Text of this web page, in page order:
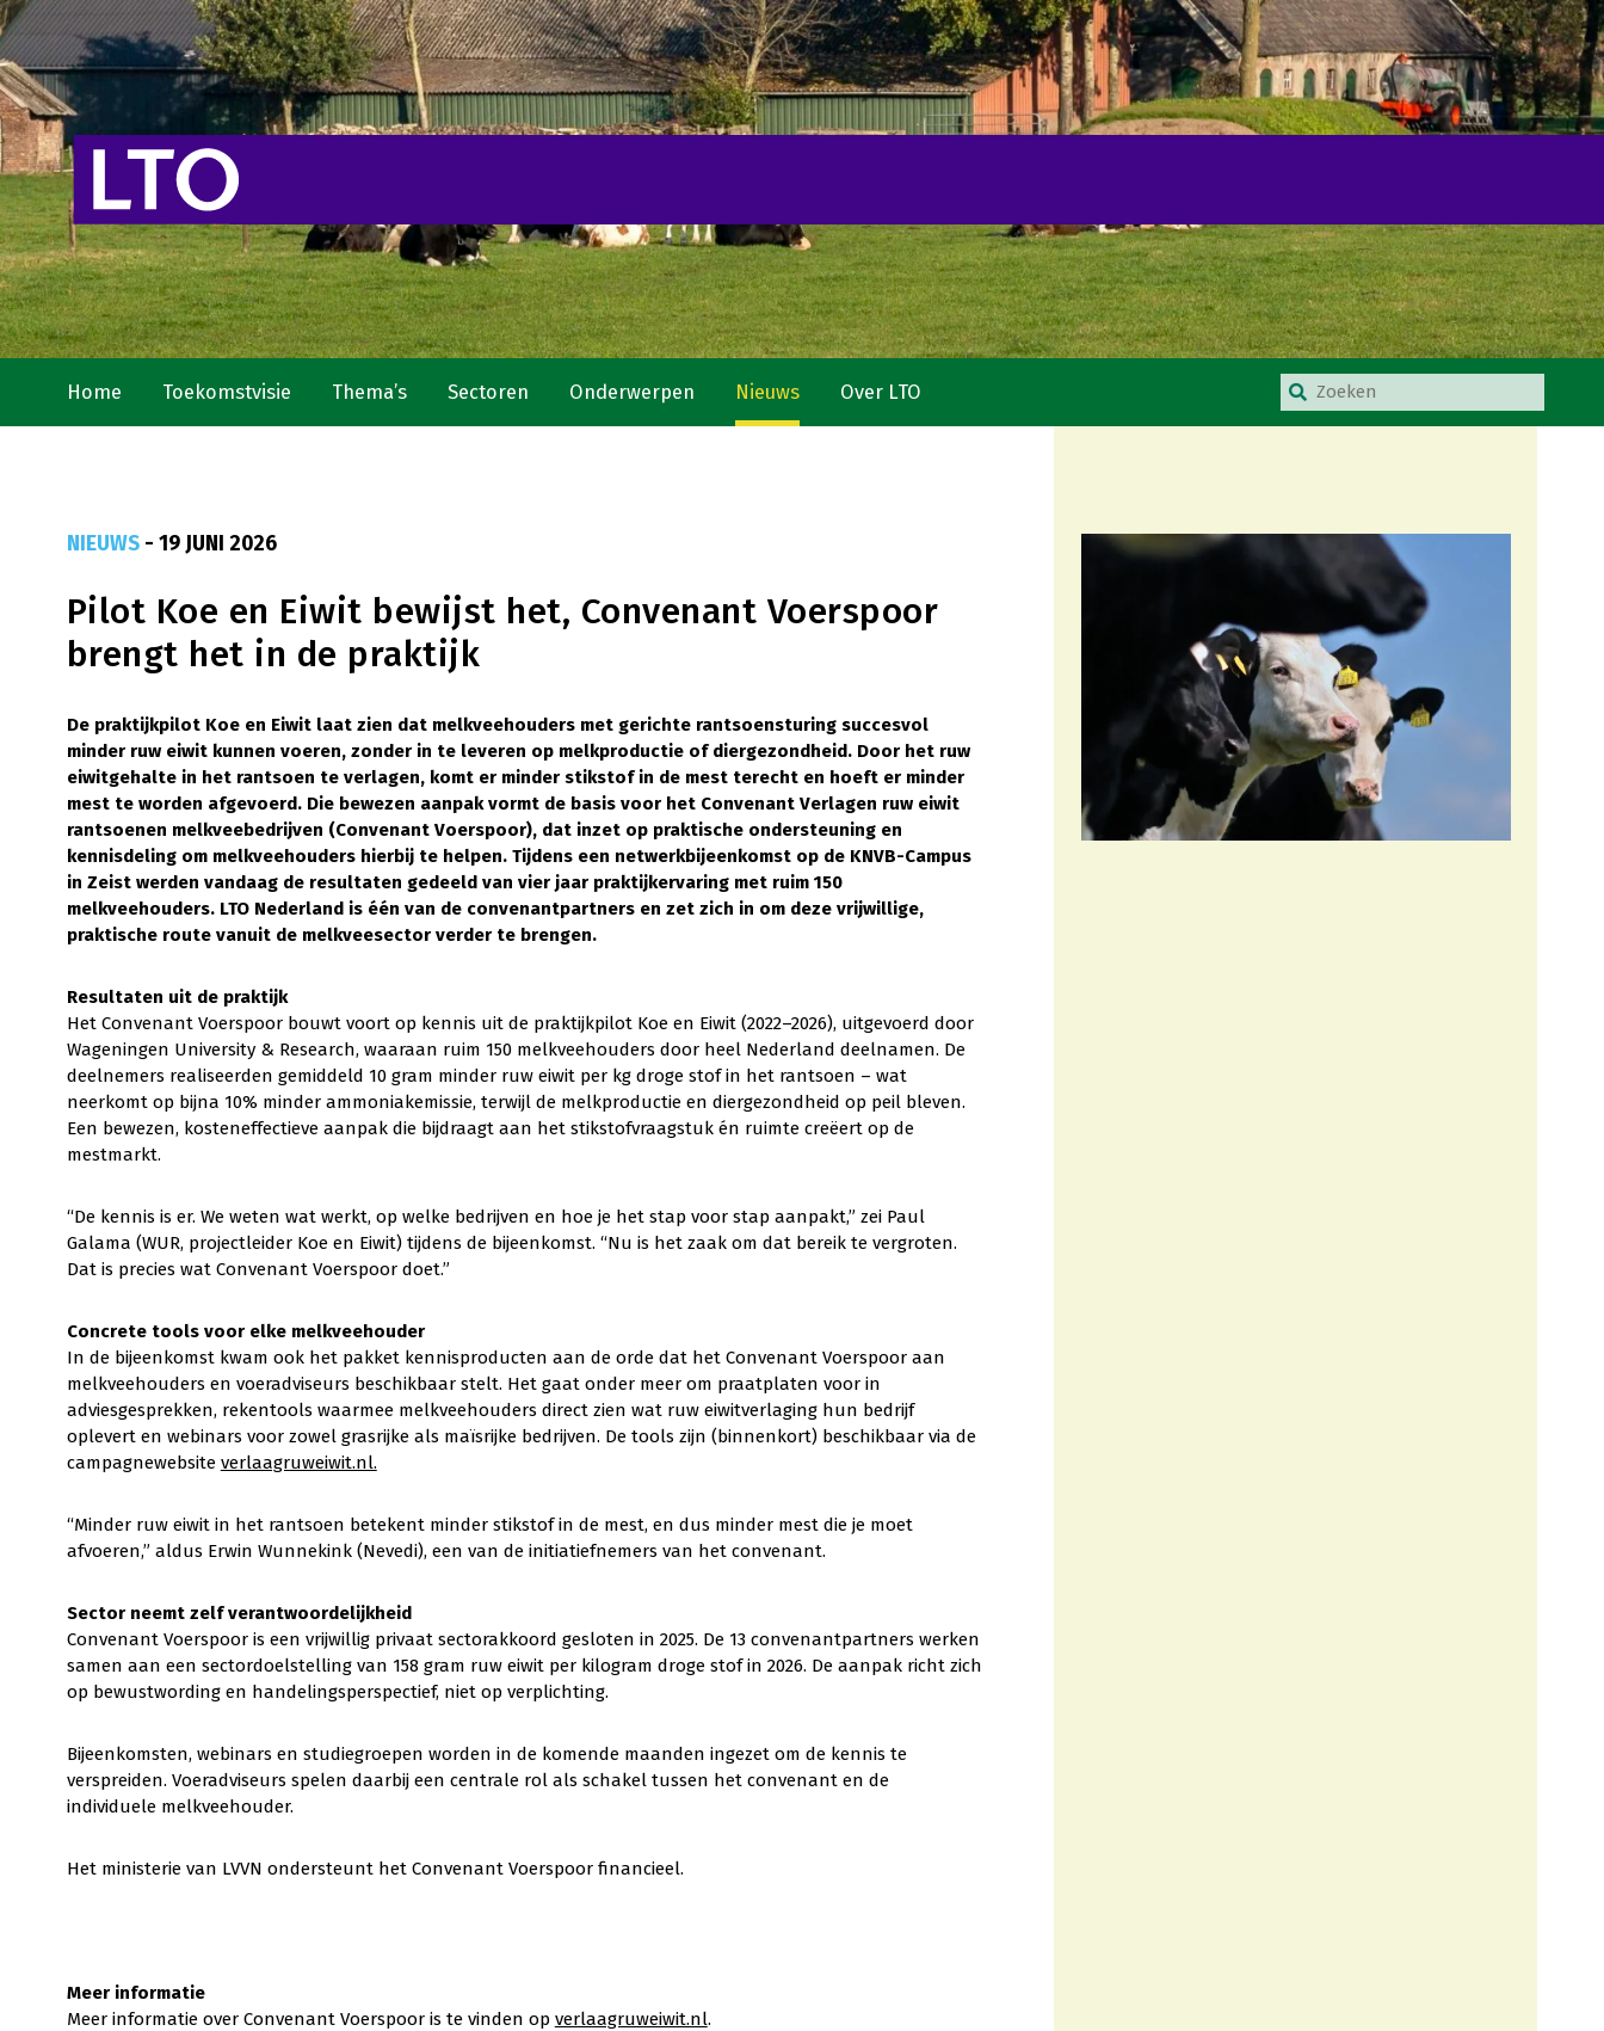
Home Toekomstvisie Thema’s Sectoren Onderwerpen Nieuws Over LTO
NIEUWS- 19 JUNI 2026
Pilot Koe en Eiwit bewijst het, Convenant Voerspoor
brengt het in de praktijk
De praktijkpilot Koe en Eiwit laat zien dat melkveehouders met gerichte rantsoensturing succesvol
minder ruw eiwit kunnen voeren, zonder in te leveren op melkproductie of diergezondheid. Door het ruw
eiwitgehalte in het rantsoen te verlagen, komt er minder stikstof in de mest terecht en hoeft er minder
mest te worden afgevoerd. Die bewezen aanpak vormt de basis voor het Convenant Verlagen ruw eiwit
rantsoenen melkveebedrijven (Convenant Voerspoor), dat inzet op praktische ondersteuning en
kennisdeling om melkveehouders hierbij te helpen. Tijdens een netwerkbijeenkomst op de KNVB-Campus
in Zeist werden vandaag de resultaten gedeeld van vier jaar praktijkervaring met ruim 150
melkveehouders. LTO Nederland is één van de convenantpartners en zet zich in om deze vrijwillige,
praktische route vanuit de melkveesector verder te brengen.
Resultaten uit de praktijk
Het Convenant Voerspoor bouwt voort op kennis uit de praktijkpilot Koe en Eiwit (2022–2026), uitgevoerd door
Wageningen University & Research, waaraan ruim 150 melkveehouders door heel Nederland deelnamen. De
deelnemers realiseerden gemiddeld 10 gram minder ruw eiwit per kg droge stof in het rantsoen – wat
neerkomt op bijna 10% minder ammoniakemissie, terwijl de melkproductie en diergezondheid op peil bleven.
Een bewezen, kosteneffectieve aanpak die bijdraagt aan het stikstofvraagstuk én ruimte creëert op de
mestmarkt.
“De kennis is er. We weten wat werkt, op welke bedrijven en hoe je het stap voor stap aanpakt,” zei Paul
Galama (WUR, projectleider Koe en Eiwit) tijdens de bijeenkomst. “Nu is het zaak om dat bereik te vergroten.
Dat is precies wat Convenant Voerspoor doet.”
Concrete tools voor elke melkveehouder
In de bijeenkomst kwam ook het pakket kennisproducten aan de orde dat het Convenant Voerspoor aan
melkveehouders en voeradviseurs beschikbaar stelt. Het gaat onder meer om praatplaten voor in
adviesgesprekken, rekentools waarmee melkveehouders direct zien wat ruw eiwitverlaging hun bedrijf
oplevert en webinars voor zowel grasrijke als maïsrijke bedrijven. De tools zijn (binnenkort) beschikbaar via de
campagnewebsite verlaagruweiwit.nl.
“Minder ruw eiwit in het rantsoen betekent minder stikstof in de mest, en dus minder mest die je moet
afvoeren,” aldus Erwin Wunnekink (Nevedi), een van de initiatiefnemers van het convenant.
Sector neemt zelf verantwoordelijkheid
Convenant Voerspoor is een vrijwillig privaat sectorakkoord gesloten in 2025. De 13 convenantpartners werken
samen aan een sectordoelstelling van 158 gram ruw eiwit per kilogram droge stof in 2026. De aanpak richt zich
op bewustwording en handelingsperspectief, niet op verplichting.
Bijeenkomsten, webinars en studiegroepen worden in de komende maanden ingezet om de kennis te
verspreiden. Voeradviseurs spelen daarbij een centrale rol als schakel tussen het convenant en de
individuele melkveehouder.
Het ministerie van LVVN ondersteunt het Convenant Voerspoor financieel.
Meer informatie
Meer informatie over Convenant Voerspoor is te vinden op verlaagruweiwit.nl.